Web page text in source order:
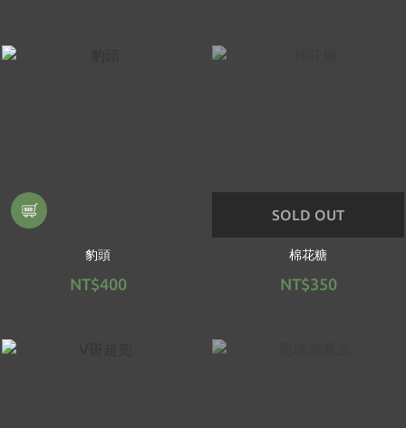
豹頭
NT$400
SOLD OUT
棉花糖
NT$350